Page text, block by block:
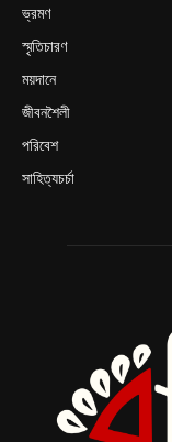
ভ্রমণ
স্মৃতিচারণ
ময়দানে
জীবনশৈলী
পরিবেশ
সাহিত্যচর্চা